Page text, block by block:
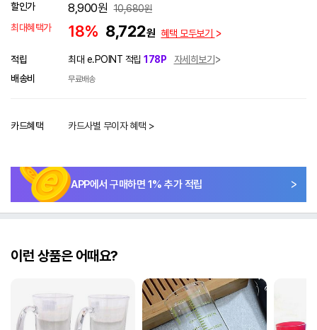
할인가 8,900원 10,680원
최대혜택가
18% 8,722원 혜택 모두보기
적립 최대 e.POINT 적립 178P
자세히보기
배송비
무료배송
카드혜택 카드사별 무이자 혜택 >
APP에서 구매하면 1% 추가 적립
이런 상품은 어때요?